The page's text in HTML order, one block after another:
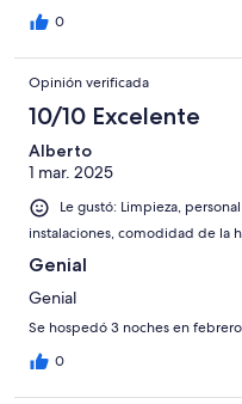
0
Opinión verificada
10/10 Excelente
Alberto
1 mar. 2025
Le gustó: Limpieza,
instalaciones, comodidad de la
Genial
Genial
Se hospedó 3 noches en
0